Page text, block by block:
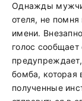
Однажды
отеля, не
имени.
голос сообщает
бомба, которая
полученные